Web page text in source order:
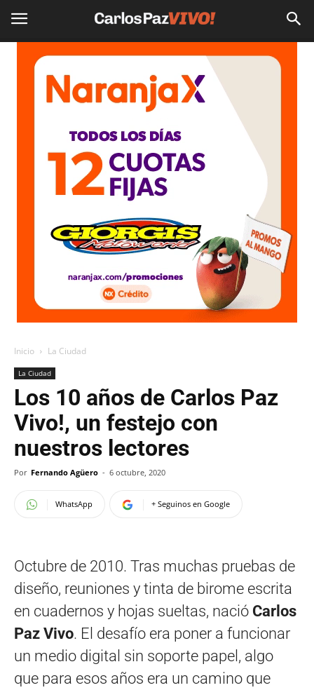
Inicio La Ciudad
La Ciudad
Los 10 años de Carlos Paz
Vivo!, un festejo con
nuestros lectores
Por Fernando Agüero - 6 octubre, 2020
WhatsApp + Seguinos en Google
Octubre de 2010. Tras muchas pruebas de
diseño, reuniones y tinta de birome escrita
en cuadernos y hojas sueltas, nació Carlos
Paz Vivo. El desafío era poner a funcionar
un medio digital sin soporte papel, algo
que para esos años era un camino que